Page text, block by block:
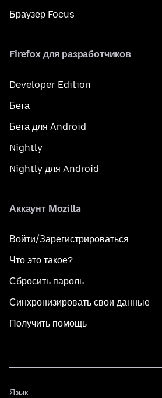
Браузер Focus
Firefox для разработчиков
Developer Edition
Бета
Бета для Android
Nightly
Nightly для Android
Аккаунт Mozilla
Войти/Зарегистрироваться
Что это такое?
Сбросить пароль
Синхронизировать свои данные
Получить помощь
Язык